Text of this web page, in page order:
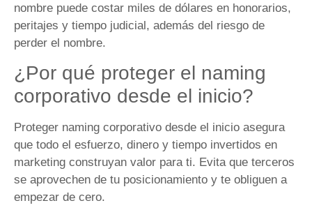
nombre puede costar miles de dólares en honorarios,
peritajes y tiempo judicial, además del riesgo de
perder el nombre.
¿Por qué proteger el naming
corporativo desde el inicio?
Proteger naming corporativo desde el inicio asegura
que todo el esfuerzo, dinero y tiempo invertidos en
marketing construyan valor para ti. Evita que terceros
se aprovechen de tu posicionamiento y te obliguen a
empezar de cero.